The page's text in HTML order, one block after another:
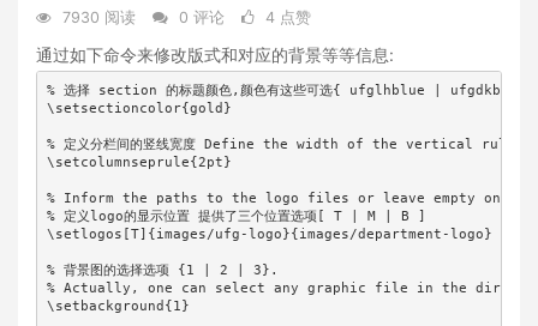
7930 阅读 0 评论 4 点赞
通过如下命令来修改版式和对应的背景等等信息:
% 选择 section 的标题颜色,颜色有这些可选{ ufglhblue |
\setsectioncolor{gold}
% 定义分栏间的竖线宽度 Define the width of the vertical
\setcolumnseprule{2pt}
% Inform the paths to the logo files or leave empty one
% 定义logo的显示位置 提供了三个位置选项[ T | M | B ]
\setlogos[T]{images/ufg-logo}{images/department-logo}
% 背景图的选择选项 {1 | 2 | 3}.
% Actually, one can select any graphic file in the
\setbackground{1}